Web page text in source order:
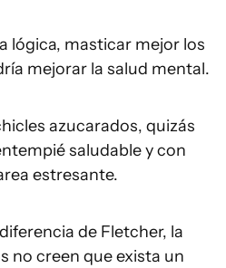
lógica, masticar mejor los
mejorar la salud mental.
azucarados, quizás
saludable y con
estresante.
de Fletcher, la
no creen que exista un